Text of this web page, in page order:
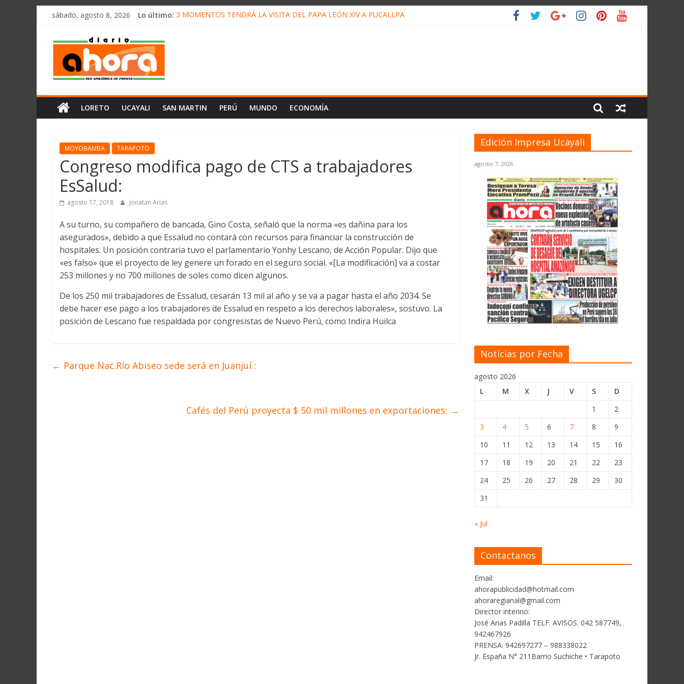
олимп казино
Saltarsábado, agosto 8, 2026 Lo último: 3 MOMENTOS TENDRÁ LA VISITA DEL PAPA LEÓN XIV A PUCALLPA
Diario
Ahora
Cadena
Amazónica
de
Noticias
del
Perú,
Mundo
Ucayali,
San
Martín
Loreto
LORETO UCAYALI SAN MARTIN PERÚ MUNDO ECONOMÍA
MOYOBAMBA TARAPOTO
Congreso modifica pago de CTS a trabajadores
EsSalud:
agosto 17, 2018 Jonatan Arias
A su turno, su compañero de bancada, Gino Costa, señaló que la norma «es dañina para los
asegurados», debido a que Essalud no contará con recursos para financiar la construcción de
hospitales. Un posición contraria tuvo el parlamentario Yonhy Lescano, de Acción Popular. Dijo que
«es falso» que el proyecto de ley genere un forado en el seguro social. «[La modificación] va a costar
253 millones y no 700 millones de soles como dicen algunos.
De los 250 mil trabajadores de Essalud, cesarán 13 mil al año y se va a pagar hasta el año 2034. Se
debe hacer ese pago a los trabajadores de Essalud en respeto a los derechos laborales», sostuvo. La
posición de Lescano fue respaldada por congresistas de Nuevo Perú, como Indira Huilca
← Parque Nac.Río Abiseo sede será en Juanjuí :
Cafés del Perú proyecta $ 50 mil millones en exportaciones: →
Edición Impresa Ucayali
agosto 7, 2026
Noticias por Fecha
agosto 2026
L
M X J V S
D
1
2
3
4 5 6 7 8
9
10
11 12 13 14 15
16
17
18 19 20 21 22
23
24
25 26 27 28 29
30
31
« Jul
Contactanos
Email:
ahorapublicidad@hotmail.com
ahoraregianal@gmail.com
Director interino:
José Arias Padilla TELF. AVISOS. 042 587749,
942467926
PRENSA: 942697277 – 988338022
Jr. España N° 211Barrio Suchiche • Tarapoto